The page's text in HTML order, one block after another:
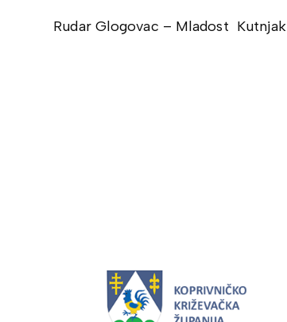
Rudar Glogovac – Mladost Kutnjak